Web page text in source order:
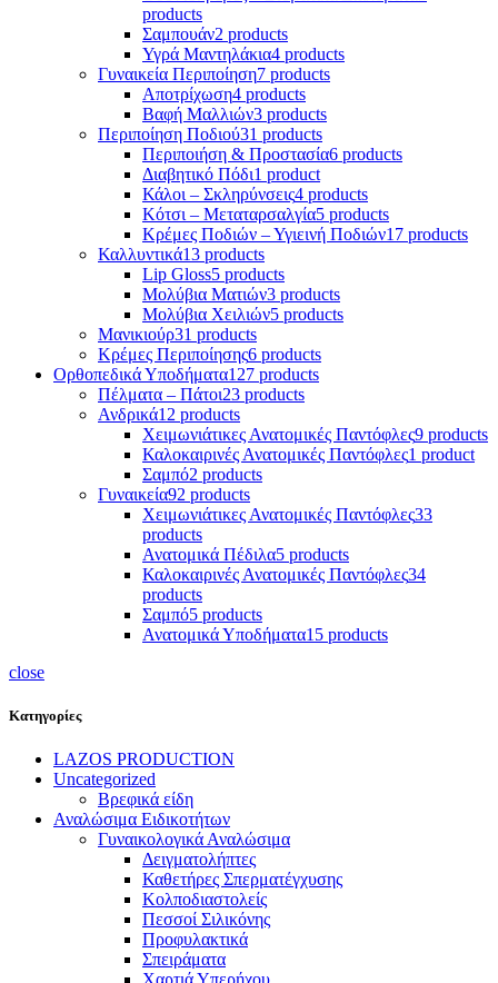
products
Σαμπουάν2 products
Υγρά Μαντηλάκια4 products
Γυναικεία Περιποίηση7 products
Αποτρίχωση4 products
Βαφή Μαλλιών3 products
Περιποίηση Ποδιού31 products
Περιποιήση & Προστασία6 products
Διαβητικό Πόδι1 product
Κάλοι – Σκληρύνσεις4 products
Κότσι – Μεταταρσαλγία5 products
Κρέμες Ποδιών – Υγιεινή Ποδιών17 products
Καλλυντικά13 products
Lip Gloss5 products
Μολύβια Ματιών3 products
Μολύβια Χειλιών5 products
Μανικιούρ31 products
Κρέμες Περιποίησης6 products
Ορθοπεδικά Υποδήματα127 products
Πέλματα – Πάτοι23 products
Ανδρικά12 products
Χειμωνιάτικες Ανατομικές Παντόφλες9 products
Καλοκαιρινές Ανατομικές Παντόφλες1 product
Σαμπό2 products
Γυναικεία92 products
Χειμωνιάτικες Ανατομικές Παντόφλες33
products
Ανατομικά Πέδιλα5 products
Καλοκαιρινές Ανατομικές Παντόφλες34
products
Σαμπό5 products
Ανατομικά Υποδήματα15 products
close
Κατηγορίες
LAZOS PRODUCTION
Uncategorized
Βρεφικά είδη
Αναλώσιμα Ειδικοτήτων
Γυναικολογικά Αναλώσιμα
Δειγματολήπτες
Καθετήρες Σπερματέγχυσης
Κολποδιαστολείς
Πεσσοί Σιλικόνης
Προφυλακτικά
Σπειράματα
Χαρτιά Υπερήχου